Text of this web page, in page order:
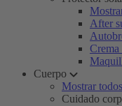
After
Crema
Cuerpo
Mostrar todos
Cuidado